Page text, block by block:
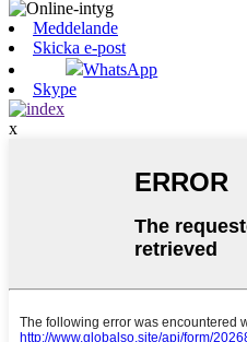
Meddelande
Skicka e-post
WhatsApp
Skype
x